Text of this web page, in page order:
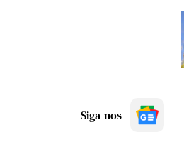
Siga-nos